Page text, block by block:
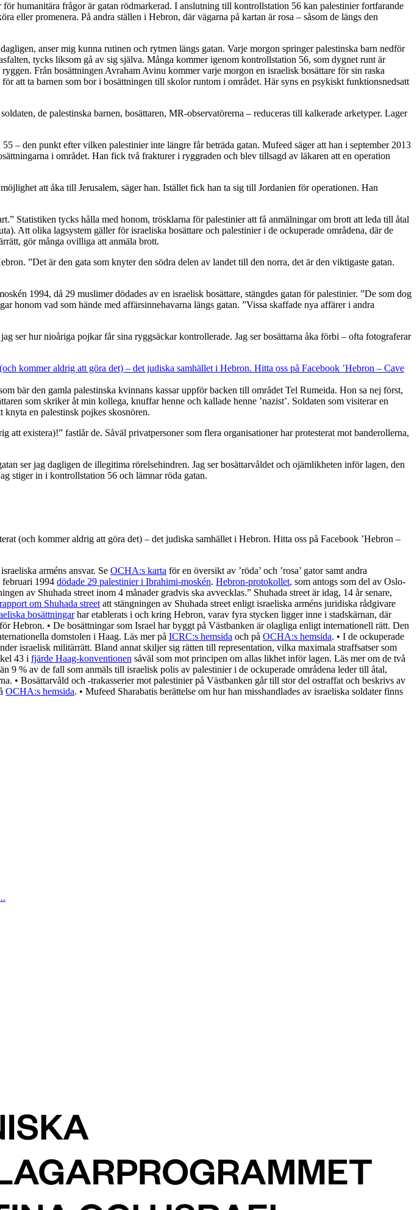
humanitära frågor är gatan rödmarkerad. I anslutning till kontrollstation 56 kan palestinier fortfarande
eller promenera. På andra ställen i Hebron, där vägarna på kartan är rosa – såsom de längs den
anser mig kunna rutinen och rytmen längs gatan. Varje morgon springer palestinska barn nedför
tycks liksom gå av sig själva. Många kommer igenom kontrollstation 56, som dygnet runt är
Från bosättningen Avraham Avinu kommer varje morgon en israelisk bosättare för sin raska
att ta barnen som bor i bosättningen till skolor runtom i området. Här syns en psykiskt funktionsnedsatt
de palestinska barnen, bosättaren, MR-observatörerna – reduceras till kalkerade arketyper. Lager
– den punkt efter vilken palestinier inte längre får beträda gatan. Mufeed säger att han i september 2013
i området. Han fick två frakturer i ryggraden och blev tillsagd av läkaren att en operation
att åka till Jerusalem, säger han. Istället fick han ta sig till Jordanien för operationen. Han
Statistiken tycks hålla med honom, trösklarna för palestinier att få anmälningar om brott att leda till åtal
Att olika lagsystem gäller för israeliska bosättare och palestinier i de ockuperade områdena, där de
gör många ovilliga att anmäla brott.
”Det är den gata som knyter den södra delen av landet till den norra, det är den viktigaste gatan.
1994, då 29 muslimer dödades av en israelisk bosättare, stängdes gatan för palestinier. ”De som dog
honom vad som hände med affärsinnehavarna längs gatan. ”Vissa skaffade nya affärer i andra
ser hur nioåriga pojkar får sina ryggsäckar kontrollerade. Jag ser bosättarna åka förbi – ofta fotograferar
bär den gamla palestinska kvinnans kassar uppför backen till området Tel Rumeida. Hon sa nej först,
som skriker åt min kollega, knuffar henne och kallade henne ’nazist’. Soldaten som visiterar en
en palestinsk pojkes skosnören.
existera)!” fastlår de. Såväl privatpersoner som flera organisationer har protesterat mot banderollerna,
ser jag dagligen de illegitima rörelsehindren. Jag ser bosättarvåldet och ojämlikheten inför lagen, den
stiger in i kontrollstation 56 och lämnar röda gatan.
(och kommer aldrig att göra det) – det judiska samhället i Hebron. Hitta oss på Facebook ’Hebron –
arméns ansvar. Se OCHA:s karta för en översikt av ’röda’ och ’rosa’ gator samt andra
februari 1994 dödade 29 palestinier i Ibrahimi-moskén. Hebron-protokollet, som antogs som del av Oslo-
av Shuhada street inom 4 månader gradvis ska avvecklas.” Shuhada street är idag, 14 år senare,
om Shuhada street att stängningen av Shuhada street enligt israeliska arméns juridiska rådgivare
bosättningarhar etablerats i och kring Hebron, varav fyra stycken ligger inne i stadskärnan, där
Hebron. • De bosättningar som Israel har byggt på Västbanken är olagliga enligt internationell rätt. Den
domstolen i Haag. Läs mer på ICRC:s hemsida och på OCHA:s hemsida. • I de ockuperade
israelisk militärrätt. Bland annat skiljer sig rätten till representation, vilka maximala straffsatser som
43 i fjärde Haag-konventionen såväl som mot principen om allas likhet inför lagen. Läs mer om de två
9 % av de fall som anmäls till israelisk polis av palestinier i de ockuperade områdena leder till åtal,
• Bosättarvåld och -trakasserier mot palestinier på Västbanken går till stor del ostraffat och beskrivs av
OCHA:s hemsida. • Mufeed Sharabatis berättelse om hur han misshandlades av israeliska soldater finns